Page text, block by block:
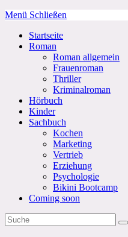
Menü Schließen
Startseite
Roman
Roman allgemein
Frauenroman
Thriller
Kriminalroman
Hörbuch
Kinder
Sachbuch
Kochen
Marketing
Vertrieb
Erziehung
Psychologie
Bikini Bootcamp
Coming soon